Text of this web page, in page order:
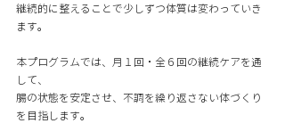
継続的に整えることで少しずつ体質は変わっていき
ます。
本プログラムでは、月１回・全６回の継続ケアを通
して、
腸の状態を安定させ、不調を繰り返さない体づくり
を目指します。